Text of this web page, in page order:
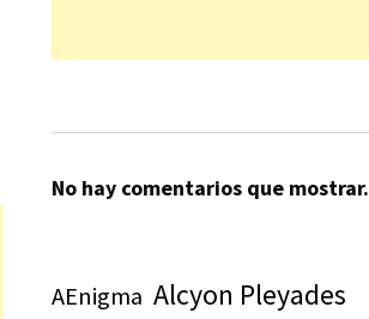
No hay comentarios que mostrar.
AEnigma Alcyon Pleyades